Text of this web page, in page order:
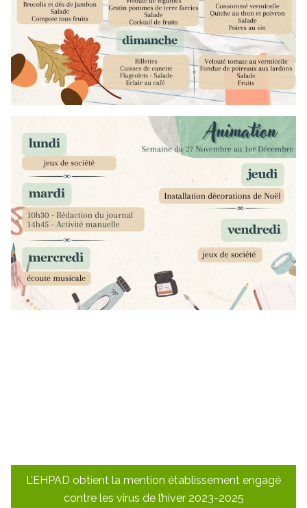
Navigation
L’EHPAD obtient la mention établissement engagé
contre les virus de l’hiver 2023-2025